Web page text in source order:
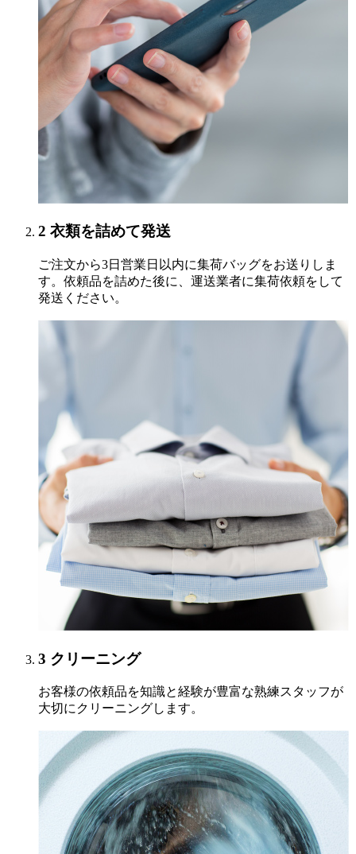
2 衣類を詰めて発送
ご注文から3日営業日以内に集荷バッグをお送りしま
す。依頼品を詰めた後に、運送業者に集荷依頼をして
発送ください。
3 クリーニング
お客様の依頼品を知識と経験が豊富な熟練スタッフが
大切にクリーニングします。